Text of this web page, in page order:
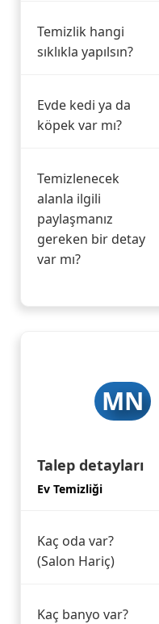
Temizlik hangi
sıklıkla yapılsın?
Evde kedi ya da
köpek var mı?
Temizlenecek
alanla ilgili
paylaşmanız
gereken bir detay
var mı?
MN
Talep detayları
Ev Temizliği
Kaç oda var?
(Salon Hariç)
Kaç banyo var?